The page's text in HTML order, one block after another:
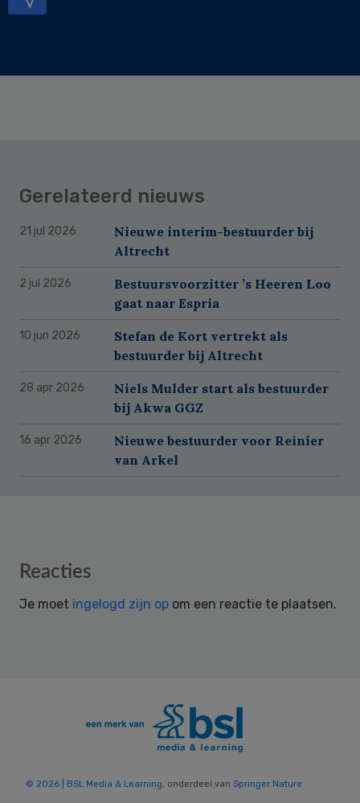
Gerelateerd nieuws
21 jul 2026
Nieuwe interim-bestuurder bij
Altrecht
2 jul 2026
Bestuursvoorzitter ’s Heeren Loo
gaat naar Espria
10 jun 2026
Stefan de Kort vertrekt als
bestuurder bij Altrecht
28 apr 2026
Niels Mulder start als bestuurder
bij Akwa GGZ
16 apr 2026
Nieuwe bestuurder voor Reinier
van Arkel
Reader
Reacties
Je moet ingelogd zijn op om een reactie te plaatsen.
© 2026 | BSL Media & Learning , onderdeel van Springer Nature